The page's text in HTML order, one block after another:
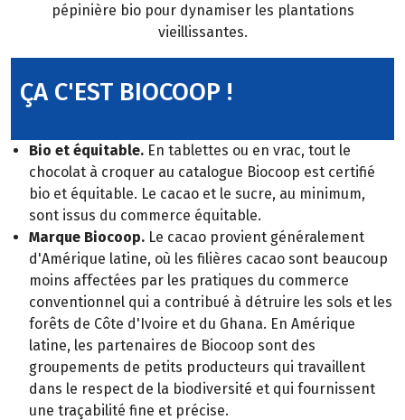
pépinière bio pour dynamiser les plantations
vieillissantes.
ÇA C'EST BIOCOOP !
Bio et équitable. En tablettes ou en vrac, tout le
chocolat à croquer au catalogue Biocoop est certifié
bio et équitable. Le cacao et le sucre, au minimum,
sont issus du commerce équitable.
Marque Biocoop. Le cacao provient généralement
d'Amérique latine, où les filières cacao sont beaucoup
moins affectées par les pratiques du commerce
conventionnel qui a contribué à détruire les sols et les
forêts de Côte d'Ivoire et du Ghana. En Amérique
latine, les partenaires de Biocoop sont des
groupements de petits producteurs qui travaillent
dans le respect de la biodiversité et qui fournissent
une traçabilité fine et précise.